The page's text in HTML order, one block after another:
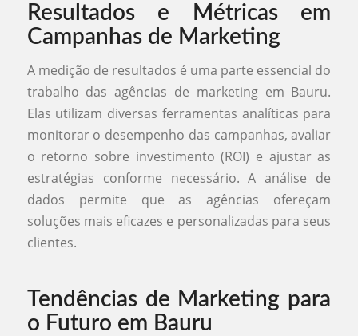
Resultados e Métricas em
Campanhas de Marketing
A medição de resultados é uma parte essencial do
trabalho das agências de marketing em Bauru.
Elas utilizam diversas ferramentas analíticas para
monitorar o desempenho das campanhas, avaliar
o retorno sobre investimento (ROI) e ajustar as
estratégias conforme necessário. A análise de
dados permite que as agências ofereçam
soluções mais eficazes e personalizadas para seus
clientes.
Tendências de Marketing para
o Futuro em Bauru